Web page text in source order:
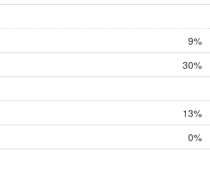
9%
30%
13%
0%